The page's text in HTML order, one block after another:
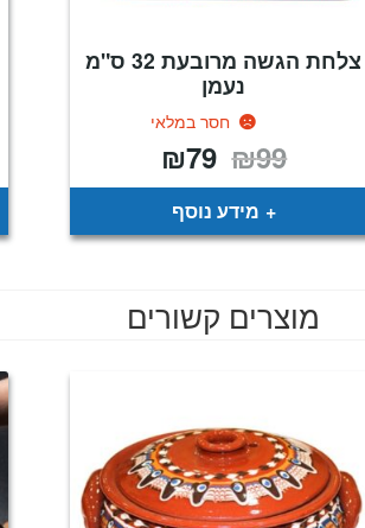
צלחת הגשה מרובעת 32 ס"מ
נעמן
חסר במלאי
₪99 המחיר
המקורי
היה:
₪79
הוא:
מידע נוסף
מוצרים קשורים